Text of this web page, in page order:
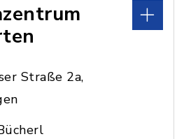
Straße 2a,